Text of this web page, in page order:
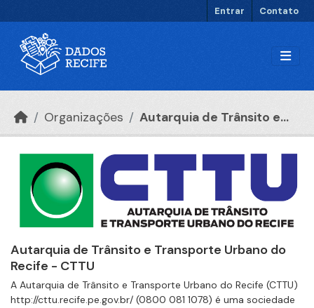
Entrar Contato
Organizações Autarquia de Trânsito e...
Autarquia de Trânsito e Transporte Urbano do
Recife - CTTU
A Autarquia de Trânsito e Transporte Urbano do Recife (CTTU)
http://cttu.recife.pe.gov.br/ (0800 081 1078) é uma sociedade